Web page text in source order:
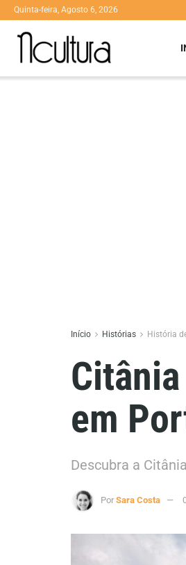
Quinta-feira, Agosto 6, 2026
Início Histórias História
em
Descubra a
Por Sara Costa